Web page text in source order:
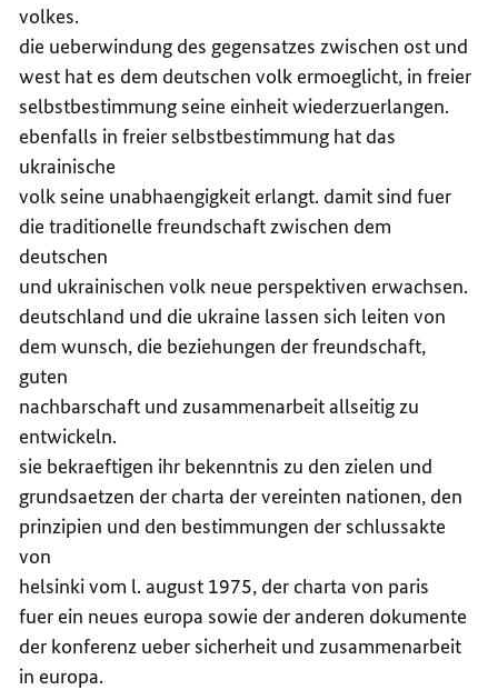
volkes.
die ueberwindung des gegensatzes zwischen ost und
west hat es dem deutschen volk ermoeglicht, in freier
selbstbestimmung seine einheit wiederzuerlangen.
ebenfalls in freier selbstbestimmung hat das
ukrainische
volk seine unabhaengigkeit erlangt. damit sind fuer
die traditionelle freundschaft zwischen dem
deutschen
und ukrainischen volk neue perspektiven erwachsen.
deutschland und die ukraine lassen sich leiten von
dem wunsch, die beziehungen der freundschaft,
guten
nachbarschaft und zusammenarbeit allseitig zu
entwickeln.
sie bekraeftigen ihr bekenntnis zu den zielen und
grundsaetzen der charta der vereinten nationen, den
prinzipien und den bestimmungen der schlussakte
von
helsinki vom l. august 1975, der charta von paris
fuer ein neues europa sowie der anderen dokumente
der konferenz ueber sicherheit und zusammenarbeit
in europa.